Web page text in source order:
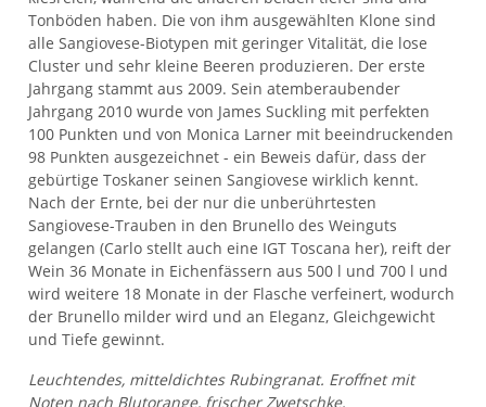
Tonböden haben. Die von ihm ausgewählten Klone sind
alle Sangiovese-Biotypen mit geringer Vitalität, die lose
Cluster und sehr kleine Beeren produzieren. Der erste
Jahrgang stammt aus 2009. Sein atemberaubender
Jahrgang 2010 wurde von James Suckling mit perfekten
100 Punkten und von Monica Larner mit beeindruckenden
98 Punkten ausgezeichnet - ein Beweis dafür, dass der
gebürtige Toskaner seinen Sangiovese wirklich kennt.
Nach der Ernte, bei der nur die unberührtesten
Sangiovese-Trauben in den Brunello des Weinguts
gelangen (Carlo stellt auch eine IGT Toscana her), reift der
Wein 36 Monate in Eichenfässern aus 500 l und 700 l und
wird weitere 18 Monate in der Flasche verfeinert, wodurch
der Brunello milder wird und an Eleganz, Gleichgewicht
und Tiefe gewinnt.
Leuchtendes, mitteldichtes Rubingranat. Eroffnet mit
Noten nach Blutorange, frischer Zwetschke,